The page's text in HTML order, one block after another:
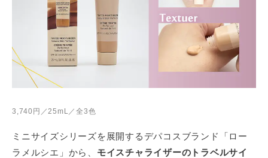
3,740円／25mL／全3色
ミニサイズシリーズを展開するデパコスブランド「ロー
ラメルシエ」から、 モイスチャライザーのトラベルサイ